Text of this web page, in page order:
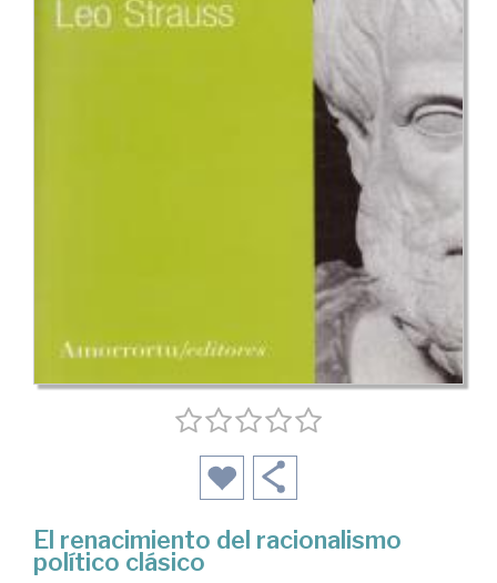
El renacimiento del racionalismo
político clásico